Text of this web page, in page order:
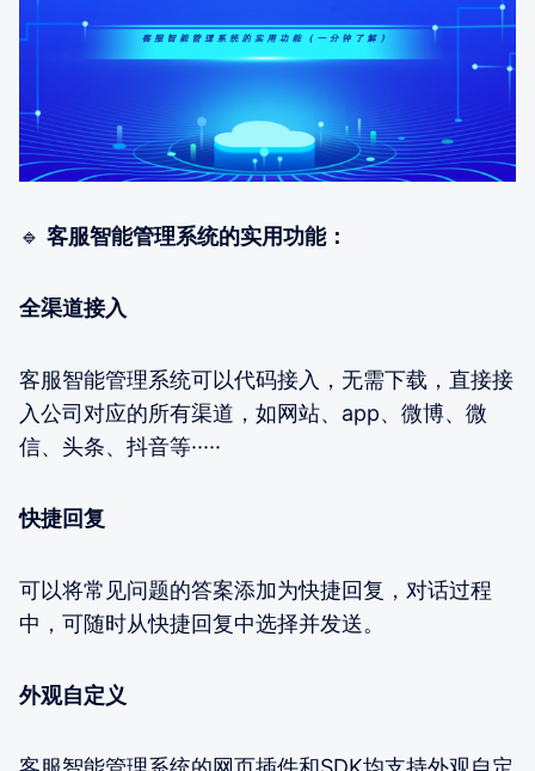
🔹 客服智能管理系统的实用功能：
全渠道接入
客服智能管理系统可以代码接入，无需下载，直接接
入公司对应的所有渠道，如网站、app、微博、微
信、头条、抖音等·····
快捷回复
可以将常见问题的答案添加为快捷回复，对话过程
中，可随时从快捷回复中选择并发送。
外观自定义